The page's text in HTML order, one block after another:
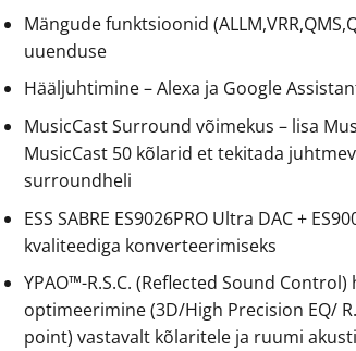
Mängude funktsioonid
uuenduse
Hääljuhtimine – Alexa ja Google
MusicCast Surround võimekus – lisa
MusicCast 50 kõlarid et tekitada
surroundheli
ESS SABRE ES9026PRO Ultra DAC +
kvaliteediga konverteerimiseks
YPAO™-R.S.C. (Reflected Sound Control)
optimeerimine (3D/High Precision EQ/
point) vastavalt kõlaritele ja ruumi